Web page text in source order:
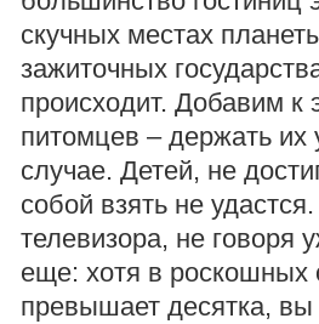
скучных местах
зажиточных
происходит. Добавим к
питомцев – держать их
случае. Детей, не
собой взять не
телевизора, не говоря
еще: хотя в роскошных
превышает десятка, вы